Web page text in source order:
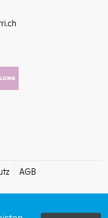
AGB